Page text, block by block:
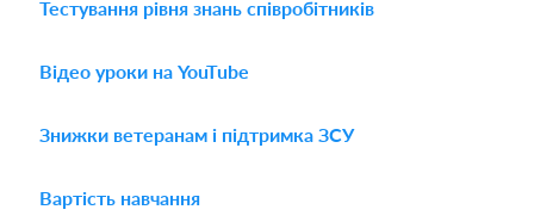
Тестування рівня знань співробітників
Відео уроки на YouTube
Знижки ветеранам і підтримка ЗСУ
Вартість навчання